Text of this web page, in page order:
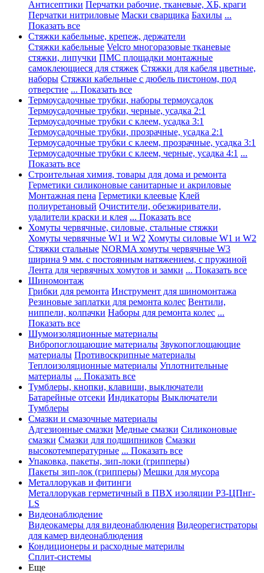
Антисептики Перчатки рабочие, тканевые, ХБ, краги
Перчатки нитриловые Маски сварщика Бахилы ...
Показать все
Стяжки кабельные, крепеж, держатели
Стяжки кабельные Velcro многоразовые тканевые
стяжки, липучки ПМС площадки монтажные
самоклеющиеся для стяжек Стяжки для кабеля цветные,
наборы Стяжки кабельные с дюбель пистоном, под
отверстие ... Показать все
Термоусадочные трубки, наборы термоусадок
Термоусадочные трубки, черные, усадка 2:1
Термоусадочные трубки с клеем, усадка 3:1
Термоусадочные трубки, прозрачные, усадка 2:1
Термоусадочные трубки с клеем, прозрачные, усадка 3:1
Термоусадочные трубки с клеем, черные, усадка 4:1 ...
Показать все
Строительная химия, товары для дома и ремонта
Герметики силиконовые санитарные и акриловые
Монтажная пена Герметики клеевые Клей
полиуретановый Очистители, обезжириватели,
удалители краски и клея ... Показать все
Хомуты червячные, силовые, стальные стяжки
Хомуты червячные W1 и W2 Хомуты силовые W1 и W2
Стяжки стальные NORMA хомуты червячные W3
ширина 9 мм. с постоянным натяжением, с пружиной
Лента для червячных хомутов и замки ... Показать все
Шиномонтаж
Грибки для ремонта Инструмент для шиномонтажа
Резиновые заплатки для ремонта колес Вентили,
ниппели, колпачки Наборы для ремонта колес ...
Показать все
Шумоизоляционные материалы
Вибропоглощающие материалы Звукопоглощающие
материалы Противоскрипные материалы
Теплоизоляционные материалы Уплотнительные
материалы ... Показать все
Тумблеры, кнопки, клавиши, выключатели
Батарейные отсеки Индикаторы Выключатели
Тумблеры
Смазки и смазочные материалы
Адгезионные смазки Медные смазки Силиконовые
смазки Смазки для подшипников Смазки
высокотемпературные ... Показать все
Упаковка, пакеты, зип-локи (грипперы)
Пакеты зип-лок (грипперы) Мешки для мусора
Металлорукав и фитинги
Металлорукав герметичный в ПВХ изоляции Р3-ЦПнг-
LS
Видеонаблюдение
Видеокамеры для видеонаблюдения Видеорегистраторы
для камер видеонаблюдения
Кондиционеры и расходные материлы
Сплит-системы
Еще